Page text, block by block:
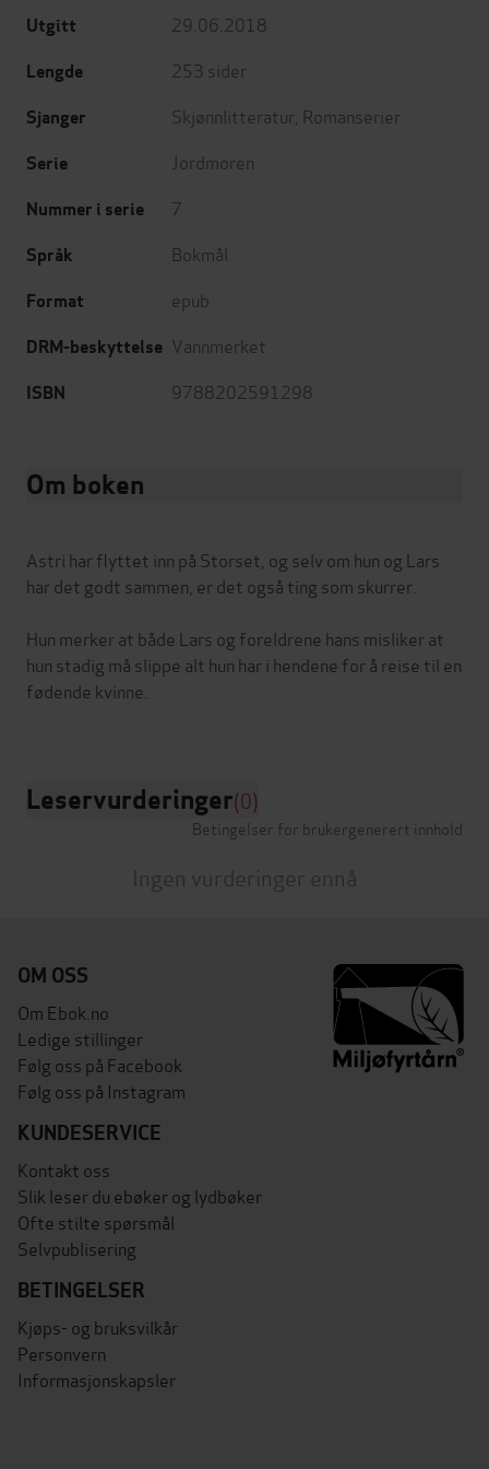
Utgitt 29.06.2018
Lengde 253 sider
Sjanger Skjønnlitteratur Romanserier
Serie Jordmoren
Nummer i serie 7
Språk Bokmål
Format epub
DRM-beskyttelse Vannmerket
ISBN 9788202591298
Om boken
Astri har flyttet inn på Storset, og selv om hun og Lars
har det godt sammen, er det også ting som skurrer.
Hun merker at både Lars og foreldrene hans misliker at
hun stadig må slippe alt hun har i hendene for å reise til en
fødende kvinne.
Leservurderinger(0)
Betingelser for brukergenerert innhold
Ingen vurderinger ennå
OM OSS
Om Ebok.no
Ledige stillinger
Følg oss på Facebook
Følg oss på Instagram
KUNDESERVICE
Kontakt oss
Slik leser du ebøker og lydbøker
Ofte stilte spørsmål
Selvpublisering
BETINGELSER
Kjøps- og bruksvilkår
Personvern
Informasjonskapsler